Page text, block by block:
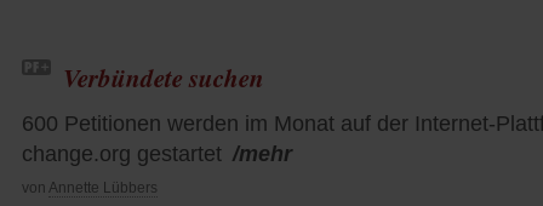
Verbündete suchen
600 Petitionen werden im Monat auf der Internet-
change.org gestartet /mehr
von Annette Lübbers